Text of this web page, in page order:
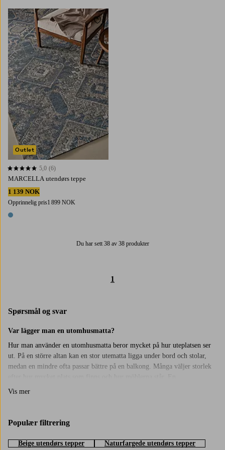
MARCELLA utendørs teppe
1 139 NOK
Opprinnelig pris1 899 NOK
1 farge
5,0 basert på 6 karaktergivninger
5,0 (6)
Outlet
Legg til favoritter
160X230200X300
Du har sett 38 av 38 produkter
1
Spørsmål og svar
Var lägger man en utomhusmatta?
Hur man använder en utomhusmatta beror mycket på hur uteplatsen ser
ut. På en större altan kan en stor utematta ligga under bord och stolar,
medan en mindre ofta passar bättre på en balkong. Många väljer storlek
utomhusmatta placeras ofta där man sitter eller rör sig mest, till exempel
används.
Vis mer
Populær filtrering
Beige utendørs tepper Naturfargede utendørs tepper